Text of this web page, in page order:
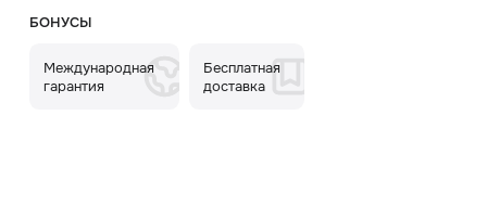
БОНУСЫ
Международная
гарантия
Бесплатная
доставка